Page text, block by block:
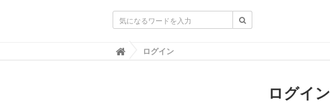
不動産業界専門紙｜週刊住宅タイムズ｜不動産情報
ログイン
ログイン